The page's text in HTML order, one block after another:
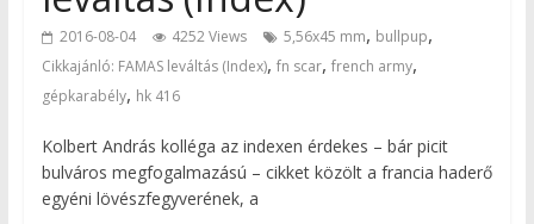
2016-08-04 4252 Views 5,56x45 mm, bullpup,
Cikkajánló: FAMAS leváltás (Index), fn scar, french army,
gépkarabély, hk 416
Kolbert András kolléga az indexen érdekes – bár picit
bulváros megfogalmazású – cikket közölt a francia haderő
egyéni lövészfegyverének, a